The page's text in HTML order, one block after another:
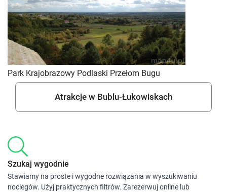
Park Krajobrazowy Podlaski Przełom Bugu
Atrakcje w Bublu-Łukowiskach
Szukaj wygodnie
Stawiamy na proste i wygodne rozwiązania w wyszukiwaniu
noclegów. Użyj praktycznych filtrów. Zarezerwuj online lub